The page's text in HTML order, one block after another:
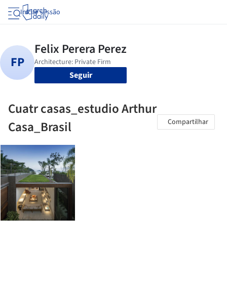
Iniciar sessão
Seguir
Cuatr casas_estudio Arthur
Casa_Brasil
Compartilhar